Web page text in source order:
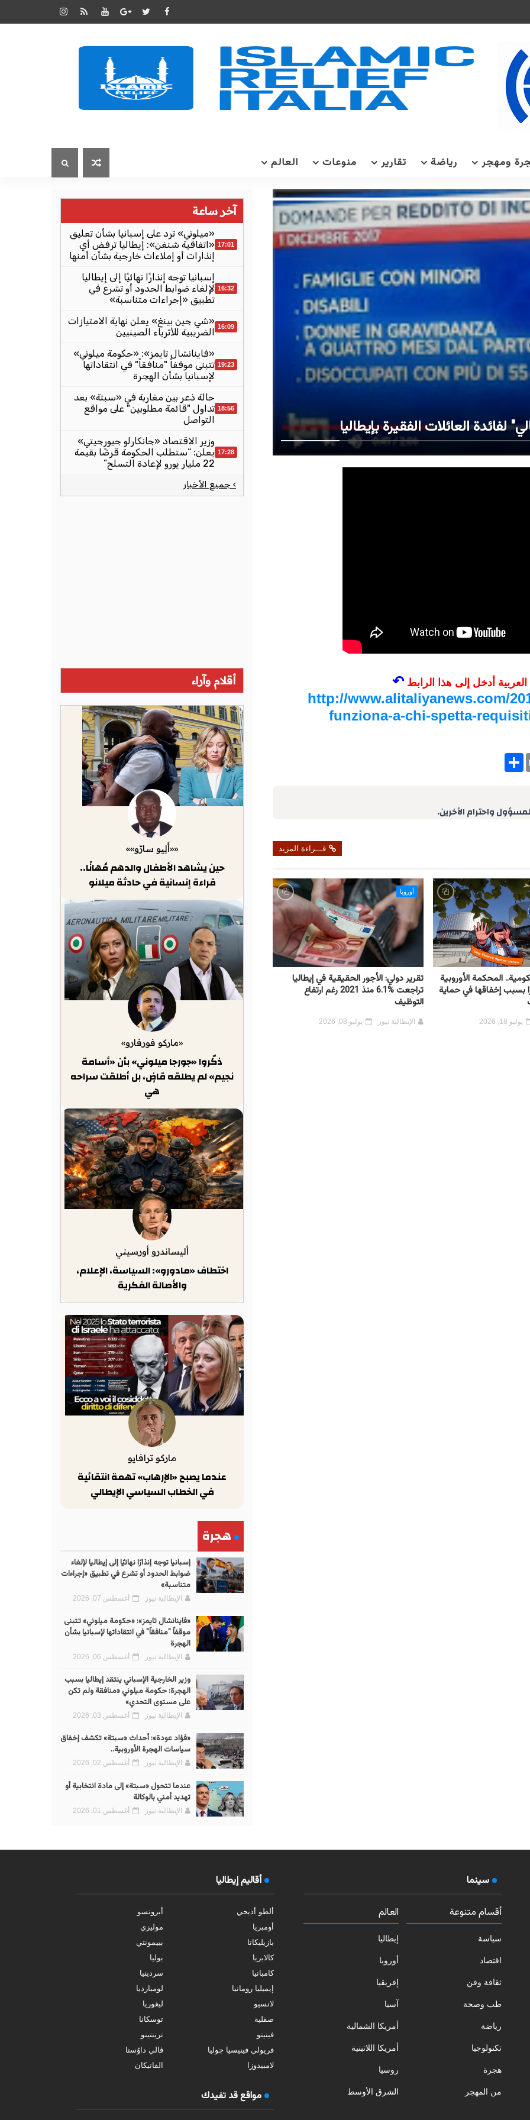
ومهجر رياضة تقارير منوعات العالم
العائلات الفقيرة بإيطاليا
العربية أدخل إلى هذا الرابط↶
http://www.alitaliyanews.com/
funziona-a-chi-spetta-
S
h
واحترام الآخرين.
قـــراءة المزيد
المحكمة الأوروبية
بسبب إخفاقها في حماية
يوليو 18, 2026
أوروبا
تقرير دولي: الأجور الحقيقية في إيطاليا
تراجعت %6.1 منذ 2021 رغم ارتفاع
التوظيف
الإيطالية نيوز يوليو 08, 2026
آخر ساعة
17:01
«ميلوني» ترد على إسبانيا بشأن تعليق
«اتفاقية شنغن»: إيطاليا ترفض أي
إنذارات أو إملاءات خارجية بشأن أمنها
16:32
إسبانيا توجه إنذارًا نهائيًا إلى إيطاليا
لإلغاء ضوابط الحدود أو تشرع في
تطبيق «إجراءات متناسبة»
16:09 «شي جين بينغ» يعلن نهاية الامتيازات
الضريبية للأثرياء الصينيين
19:23
«فاينانشال تايمز»: «حكومة ميلوني»
تتبنى موقفاً "منافقاً" في انتقاداتها
لإسبانيا بشأن الهجرة
18:56
حالة ذعر بين مغاربة في «سبتة» بعد
تداول "قائمة مطلوبين" على مواقع
التواصل
17:28
وزير الاقتصاد «جانكارلو جيورجيتي»
يعلن: “ستطلب الحكومة قرضًا بقيمة
22 مليار يورو لإعادة التسلح”
› جميع الأخبار
أقلام وآراء
««أَلِيو سارّو»»
حين يشاهد الأطفال والدهم مُهانًا..
قراءة إنسانية في حادثة ميلانو
«ماركو فورفارو»
ذكّروا «جورجا ميلوني» بأن «أسامة
نجيم» لم يطلقه قاضٍ، بل أطلقت سراحه
هي
أليساندرو أورسيني
اختطاف «مادورو»: السياسة، الإعلام،
والأصالة الفكرية
ماركو ترافايو
عندما يصبح «الإرهاب» تهمة انتقائية
في الخطاب السياسي الإيطالي
هجرة
إسبانيا توجه إنذارًا نهائيًا إلى إيطاليا لإلغاء
ضوابط الحدود أو تشرع في تطبيق «إجراءات
متناسبة»
الإيطالية نيوز أغسطس 07, 2026
«فاينانشال تايمز»: «حكومة ميلوني» تتبنى
موقفاً "منافقاً" في انتقاداتها لإسبانيا بشأن
الهجرة
الإيطالية نيوز أغسطس 06, 2026
وزير الخارجية الإسباني ينتقد إيطاليا بسبب
الهجرة: حكومة ميلوني «منافقة ولم تكن
على مستوى التحدي»
الإيطالية نيوز أغسطس 03, 2026
«فؤاد عودة»: أحداث «سبتة» تكشف إخفاق
سياسات الهجرة الأوروبية..
الإيطالية نيوز أغسطس 02, 2026
عندما تتحول «سبتة» إلى مادة انتخابية أو
تهديد أمني بالوكالة
الإيطالية نيوز أغسطس 01, 2026
سينما
أقسام متنوعة
سياسة
اقتصاد
ثقافة وفن
طب وصحة
رياضة
تكنولوجيا
هجرة
من المهجر
العالم
إيطاليا
أوروبا
إفريقيا
آسيا
أمريكا الشمالية
أمريكا اللاتينية
روسيا
الشرق الأوسط
أقاليم إيطاليا
ألطو أديجي
أبروتسو
أومبريا
موليزي
بازيليكاتا
بييمونتي
كالابريا
بوليا
كامبانيا
سردينيا
إيميليا رومانيا
لومبارديا
لاتسيو
ليغوريا
صقلية
توسكانا
فينيتو
ترينتينو
فريولي فينيسيا جوليا
ڤالي داوُستا
لامبيدوزا
الفاتيكان
مواقع قد تفيدك